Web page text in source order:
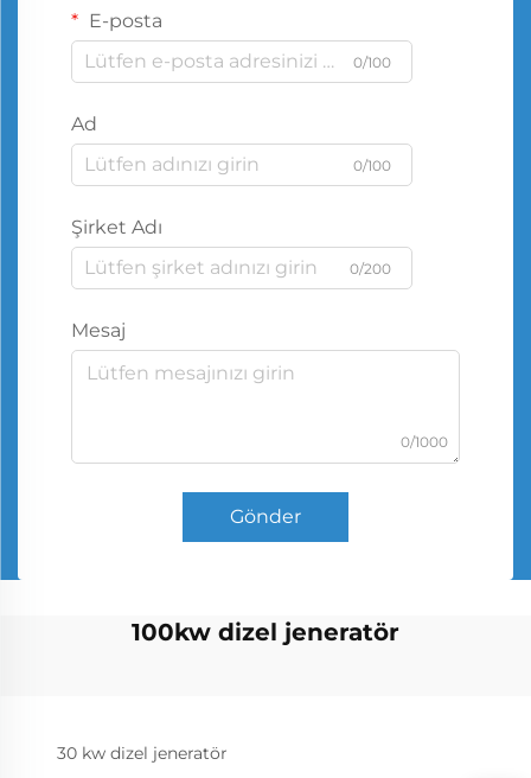
E-posta
0/100
Ad
0/100
Şirket Adı
0/200
Mesaj
0/1000
Gönder
100kw dizel jeneratör
30 kw dizel jeneratör